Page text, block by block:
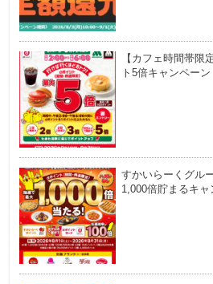
【カフェ時間帯限
ト5倍キャンペーン
すかいらーくグル
1,000倍貯まるキャ